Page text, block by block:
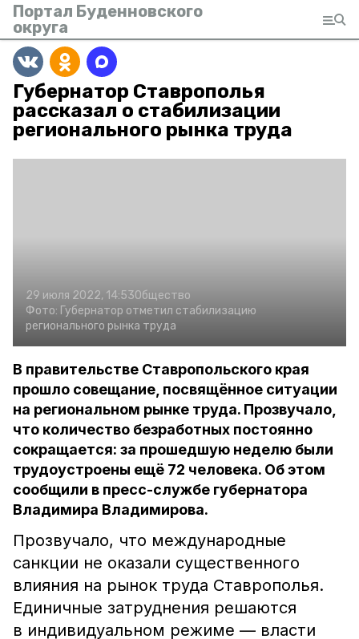
Портал Буденновского
округа
Губернатор Ставрополья
рассказал о стабилизации
регионального рынка труда
29 июля 2022, 14:53Общество
Фото: Губернатор отметил стабилизацию
регионального рынка труда
В правительстве Ставропольского края
прошло совещание, посвящённое ситуации
на региональном рынке труда. Прозвучало,
что количество безработных постоянно
сокращается: за прошедшую неделю были
трудоустроены ещё 72 человека. Об этом
сообщили в пресс-службе губернатора
Владимира Владимирова.
Прозвучало, что международные
санкции не оказали существенного
влияния на рынок труда Ставрополья.
Единичные затруднения решаются
в индивидуальном режиме — власти